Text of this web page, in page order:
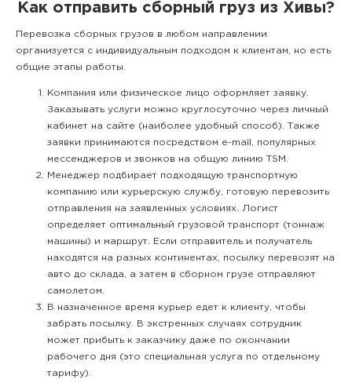
Как отправить сборный груз из Хивы?
Перевозка сборных грузов в любом направлении
организуется с индивидуальным подходом к клиентам, но есть
общие этапы работы.
Компания или физическое лицо оформляет заявку.
Заказывать услуги можно круглосуточно через личный
кабинет на сайте (наиболее удобный способ). Также
заявки принимаются посредством e-mail, популярных
мессенджеров и звонков на общую линию TSM.
Менеджер подбирает подходящую транспортную
компанию или курьерскую службу, готовую перевозить
отправления на заявленных условиях. Логист
определяет оптимальный грузовой транспорт (тоннаж
машины) и маршрут. Если отправитель и получатель
находятся на разных континентах, посылку перевозят на
авто до склада, а затем в сборном грузе отправляют
самолетом.
В назначенное время курьер едет к клиенту, чтобы
забрать посылку. В экстренных случаях сотрудник
может прибыть к заказчику даже по окончании
рабочего дня (это специальная услуга по отдельному
тарифу).